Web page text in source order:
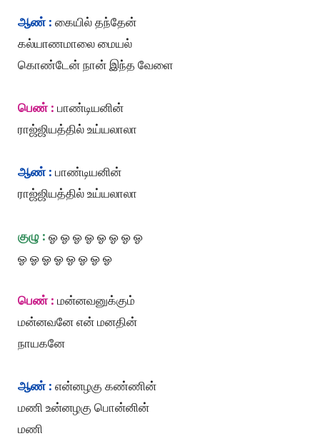
ஆண் : கையில் தந்தேன்
கல்யாணமாலை மையல்
கொண்டேன் நான் இந்த வேளை
பெண் : பாண்டியனின்
ராஜ்ஜியத்தில் உய்யலாலா
ஆண் : பாண்டியனின்
ராஜ்ஜியத்தில் உய்யலாலா
குழு : ஓ ஓ ஓ ஓ ஓ ஓ ஓ ஓ
ஓ ஓ ஓ ஓ ஓ ஓ ஓ ஓ
பெண் : மன்னவனுக்கும்
மன்னவனே என் மனதின்
நாயகனே
ஆண் : என்னழகு கண்ணின்
மணி உன்னழகு பொன்னின்
மணி